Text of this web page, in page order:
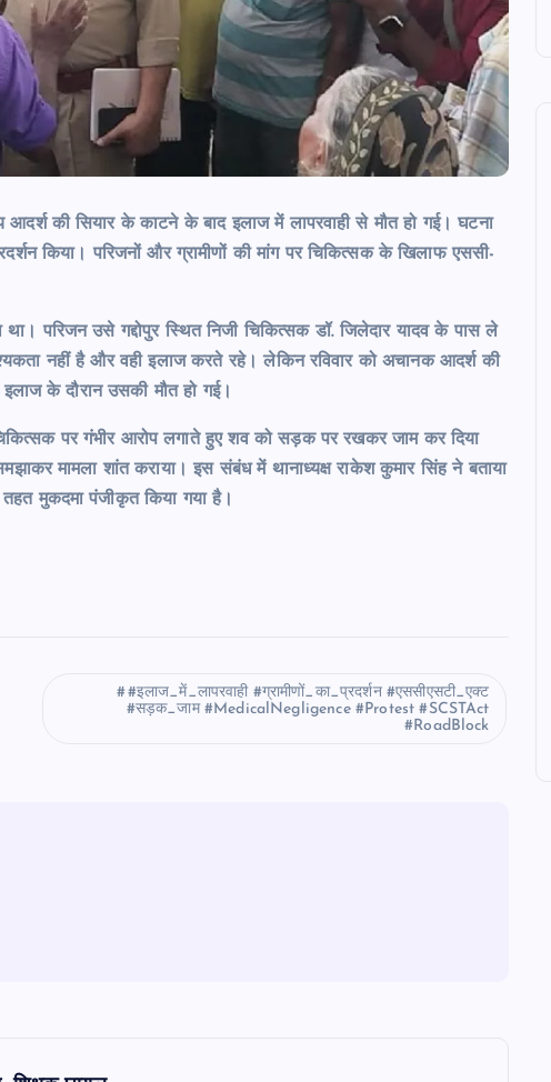
आदर्श की सियार के काटने के बाद इलाज में लापरवाही से मौत हो गई। घटना
किया। परिजनों और ग्रामीणों की मांग पर चिकित्सक के खिलाफ एससी-
परिजन उसे गद्दोपुर स्थित निजी चिकित्सक डॉ. जिलेदार यादव के पास ले
नहीं है और वही इलाज करते रहे। लेकिन रविवार को अचानक आदर्श की
के दौरान उसकी मौत हो गई।
पर गंभीर आरोप लगाते हुए शव को सड़क पर रखकर जाम कर दिया
मामला शांत कराया। इस संबंध में थानाध्यक्ष राकेश कुमार सिंह ने बताया
मुकदमा पंजीकृत किया गया है।
#इलाज_में_लापरवाही #ग्रामीणों_का_प्रदर्शन #एससीएसटी_एक्ट
#सड़क_जाम #MedicalNegligence #Protest #SCSTAct
#RoadBlock